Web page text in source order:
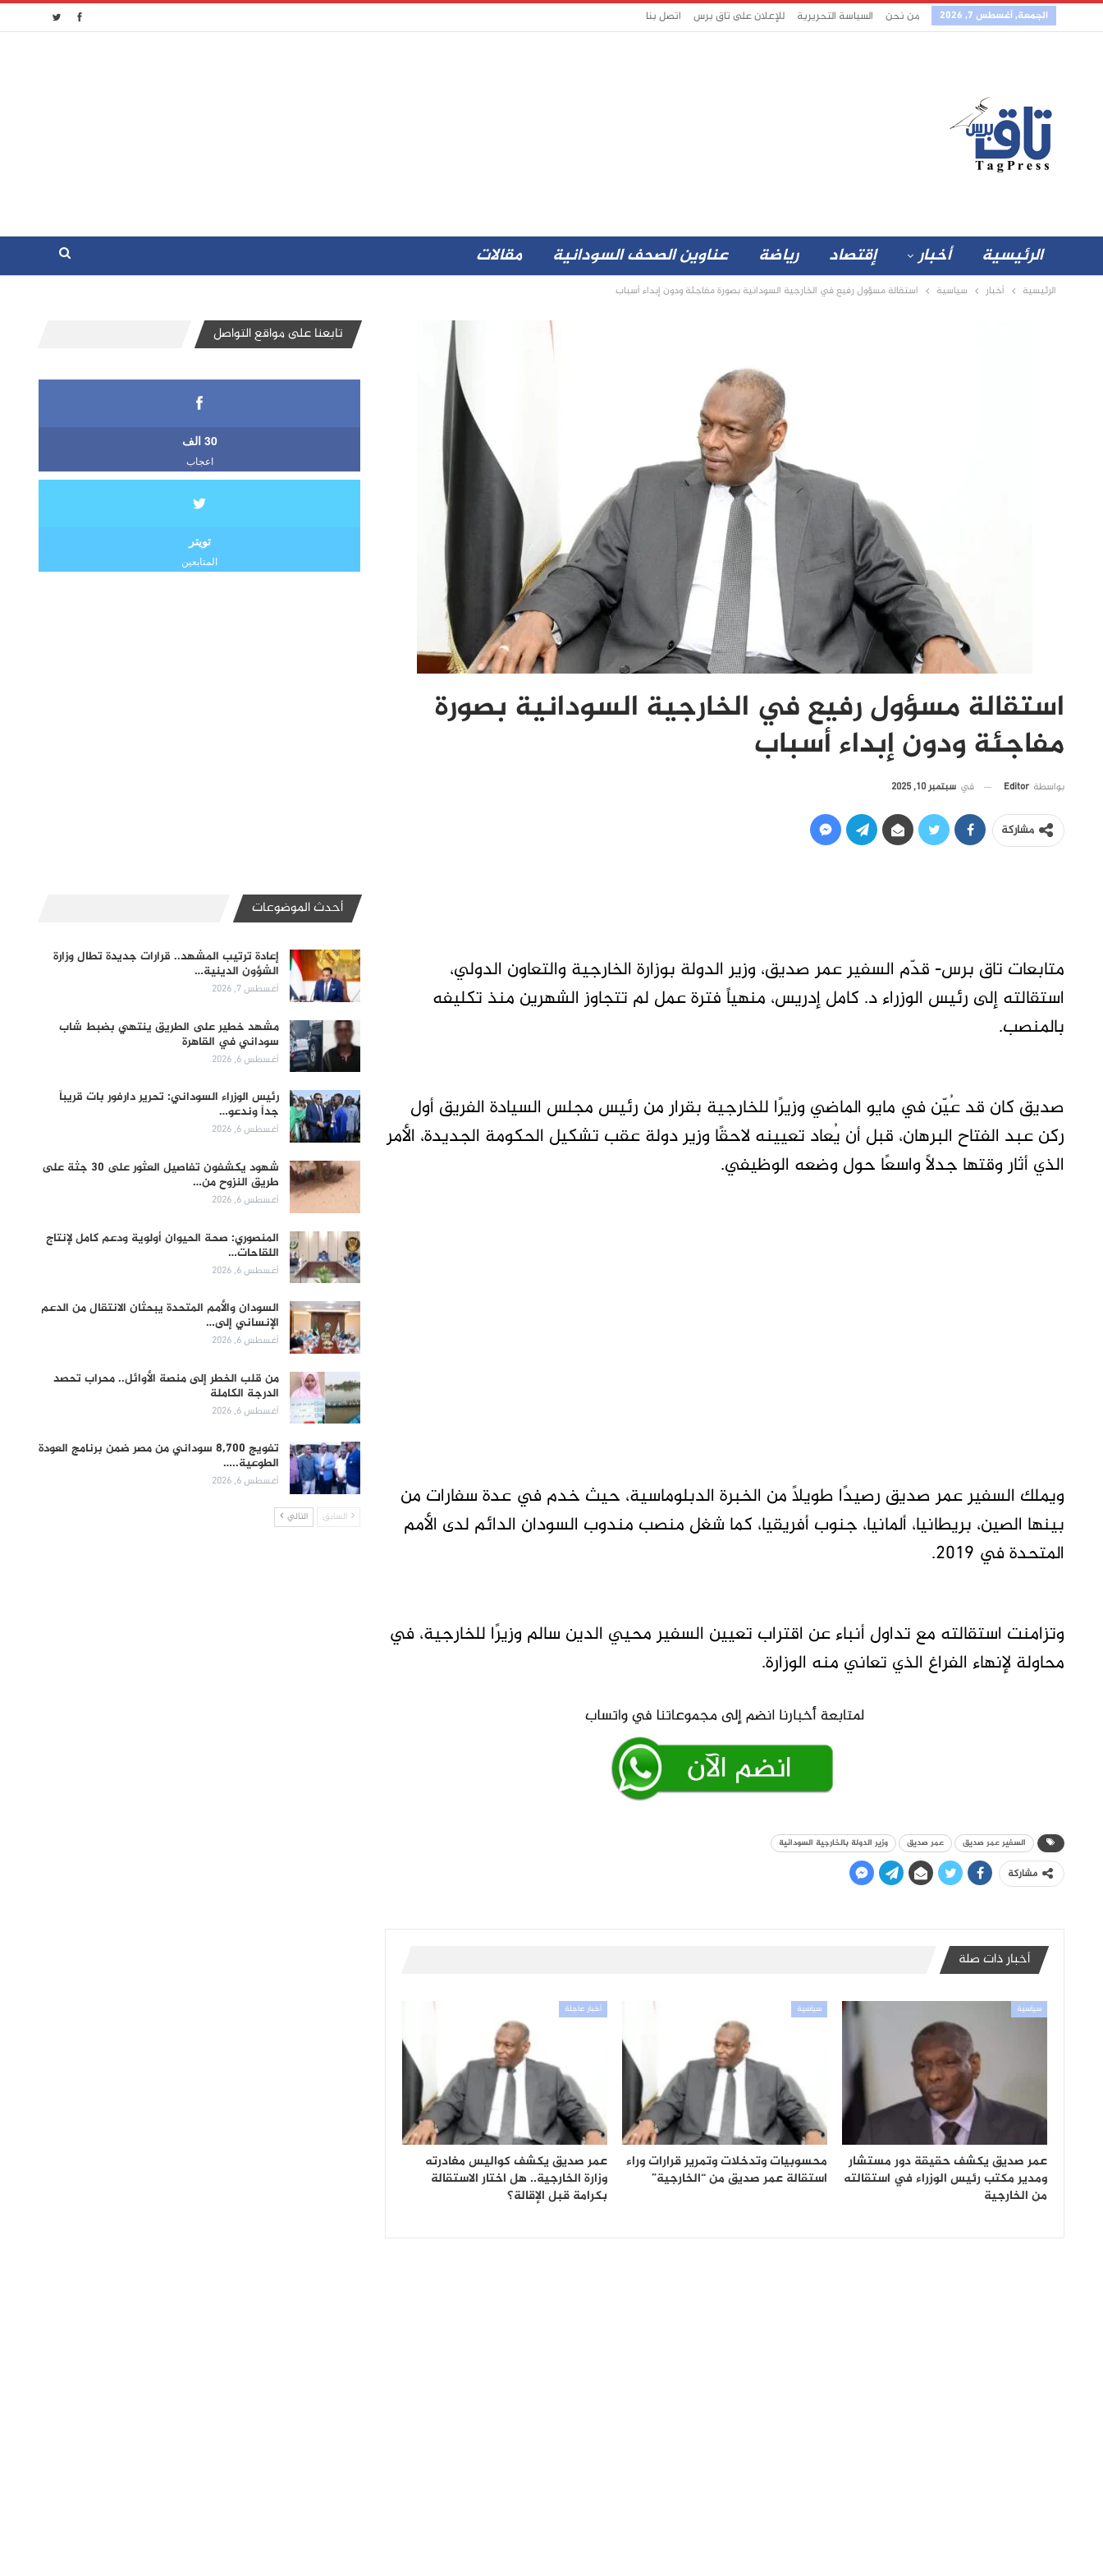
الجمعة, أغسطس 7, 2026 من نحن السياسة التحريرية للإعلان على تاق برس اتصل بنا
الرئيسية أخبار إقتصاد رياضة عناوين الصحف السودانية مقالات
الرئيسية أخبار سياسية استقالة مسؤول رفيع في الخارجية السودانية بصورة مفاجئة ودون إبداء أسباب
استقالة مسؤول رفيع في الخارجية السودانية بصورة
مفاجئة ودون إبداء أسباب
بواسطة Editor في سبتمبر 10, 2025
مشاركة
متابعات تاق برس- قدّم السفير عمر صديق، وزير الدولة بوزارة الخارجية والتعاون الدولي،
استقالته إلى رئيس الوزراء د. كامل إدريس، منهياً فترة عمل لم تتجاوز الشهرين منذ تكليفه
بالمنصب.
صديق كان قد عُيّن في مايو الماضي وزيرًا للخارجية بقرار من رئيس مجلس السيادة الفريق أول
ركن عبد الفتاح البرهان، قبل أن يُعاد تعيينه لاحقًا وزير دولة عقب تشكيل الحكومة الجديدة، الأمر
الذي أثار وقتها جدلاً واسعًا حول وضعه الوظيفي.
ويملك السفير عمر صديق رصيدًا طويلاً من الخبرة الدبلوماسية، حيث خدم في عدة سفارات من
بينها الصين، بريطانيا، ألمانيا، جنوب أفريقيا، كما شغل منصب مندوب السودان الدائم لدى الأمم
المتحدة في 2019.
وتزامنت استقالته مع تداول أنباء عن اقتراب تعيين السفير محيي الدين سالم وزيرًا للخارجية، في
محاولة لإنهاء الفراغ الذي تعاني منه الوزارة.
السفير عمر صديق عمر صديق وزير الدولة بالخارجية السودانية
مشاركة
أخبار ذات صلة
سياسية
عمر صديق يكشف حقيقة دور مستشار
ومدير مكتب رئيس الوزراء في استقالته
من الخارجية
سياسية
محسوبيات وتدخلات وتمرير قرارات وراء
استقالة عمر صديق من “الخارجية”
أخبار عاجلة
عمر صديق يكشف كواليس مغادرته
وزارة الخارجية.. هل اختار الاستقالة
بكرامة قبل الإقالة؟
تابعنا على مواقع التواصل
30 الف
اعجاب
تويتر
المتابعين
أحدث الموضوعات
إعادة ترتيب المشهد.. قرارات جديدة تطال وزارة
الشؤون الدينية…
أغسطس 7, 2026
مشهد خطير على الطريق ينتهي بضبط شاب
سوداني في القاهرة
أغسطس 6, 2026
رئيس الوزراء السوداني: تحرير دارفور بات قريباً
جداً وندعو…
أغسطس 6, 2026
شهود يكشفون تفاصيل العثور على 30 جثة على
طريق النزوح من…
أغسطس 6, 2026
المنصوري: صحة الحيوان أولوية ودعم كامل لإنتاج
اللقاحات…
أغسطس 6, 2026
السودان والأمم المتحدة يبحثان الانتقال من الدعم
الإنساني إلى…
أغسطس 6, 2026
من قلب الخطر إلى منصة الأوائل.. محراب تحصد
الدرجة الكاملة
أغسطس 6, 2026
تفويج 8,700 سوداني من مصر ضمن برنامج العودة
الطوعية..…
أغسطس 6, 2026
السابق التالي